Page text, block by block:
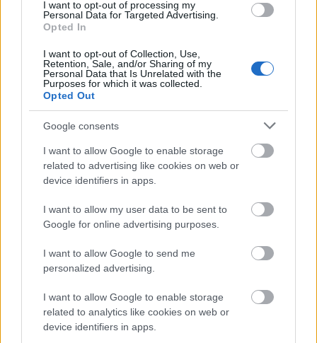
I want to opt-out of processing my
Personal Data for Targeted Advertising.
Opted In
I want to opt-out of Collection, Use,
Retention, Sale, and/or Sharing of my
Personal Data that Is Unrelated with the
Purposes for which it was collected.
Opted Out
Google consents
I want to allow Google to enable storage
related to advertising like cookies on web or
device identifiers in apps.
I want to allow my user data to be sent to
Google for online advertising purposes.
I want to allow Google to send me
personalized advertising.
I want to allow Google to enable storage
related to analytics like cookies on web or
device identifiers in apps.
ideiOscar-gálaszereplőiről. A színészek a képeken egyetlen
momentumot igyekeztek megragadni.
Az Argó-akció megint tarolt
2013. 02. 04.|Kultúrpart
Kiosztották a Directors Guild of America
-díjait, amely
nagyszabású esemény egyértelmű győztese a
Ben Affleck
által rendezettAz Argó-akció
Oscarra